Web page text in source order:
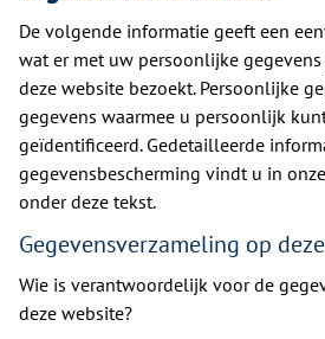
De volgende informatie geeft een
wat er met uw persoonlijke
deze website bezoekt. Persoonlijke
gegevens waarmee u persoonlijk
geïdentificeerd. Gedetailleerde
gegevensbescherming vindt u in
onder deze tekst.
Gegevensverzameling op
Wie is verantwoordelijk voor de
deze website?